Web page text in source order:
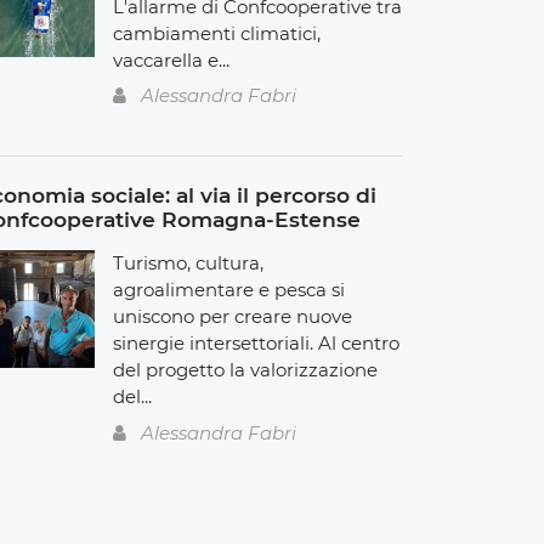
L'allarme di Confcooperative tra
cambiamenti climatici,
vaccarella e...
Alessandra Fabri
sociale: al via il percorso di
Romagna-Estense
Turismo, cultura,
agroalimentare e pesca si
uniscono per creare nuove
sinergie intersettoriali. Al centro
del progetto la valorizzazione
del...
Alessandra Fabri